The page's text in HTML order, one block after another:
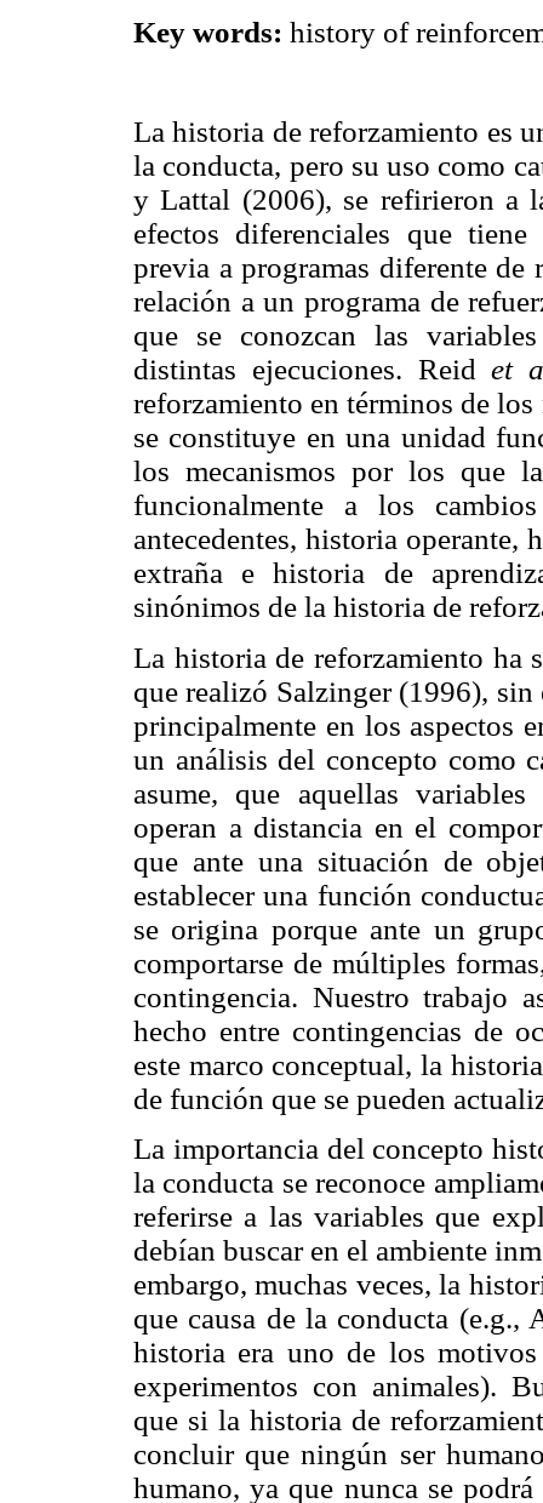
Key words: history of
La historia de reforzamiento es
la conducta, pero su uso como
y Lattal (2006), se refirieron a
efectos diferenciales que
previa a programas diferente de
relación a un programa de
que se conozcan las
distintas ejecuciones. Reidet
reforzamiento en términos de
se constituye en una unidad
los mecanismos por los que
funcionalmente a los
antecedentes, historia
extraña e historia de
sinónimos de la historia de
La historia de reforzamiento ha
que realizó Salzinger (1996), sin
principalmente en los aspectos
un análisis del concepto como
asume, que aquellas
operan a distancia en el
que ante una situación de
establecer una función
se origina porque ante un
comportarse de múltiples
contingencia. Nuestro trabajo
hecho entre contingencias de
este marco conceptual, la
de función que se pueden
La importancia del concepto
la conducta se reconoce
referirse a las variables que
debían buscar en el ambiente
embargo, muchas veces, la
que causa de la conducta
historia era uno de los
experimentos con animales).
que si la historia de
concluir que ningún ser
humano, ya que nunca se